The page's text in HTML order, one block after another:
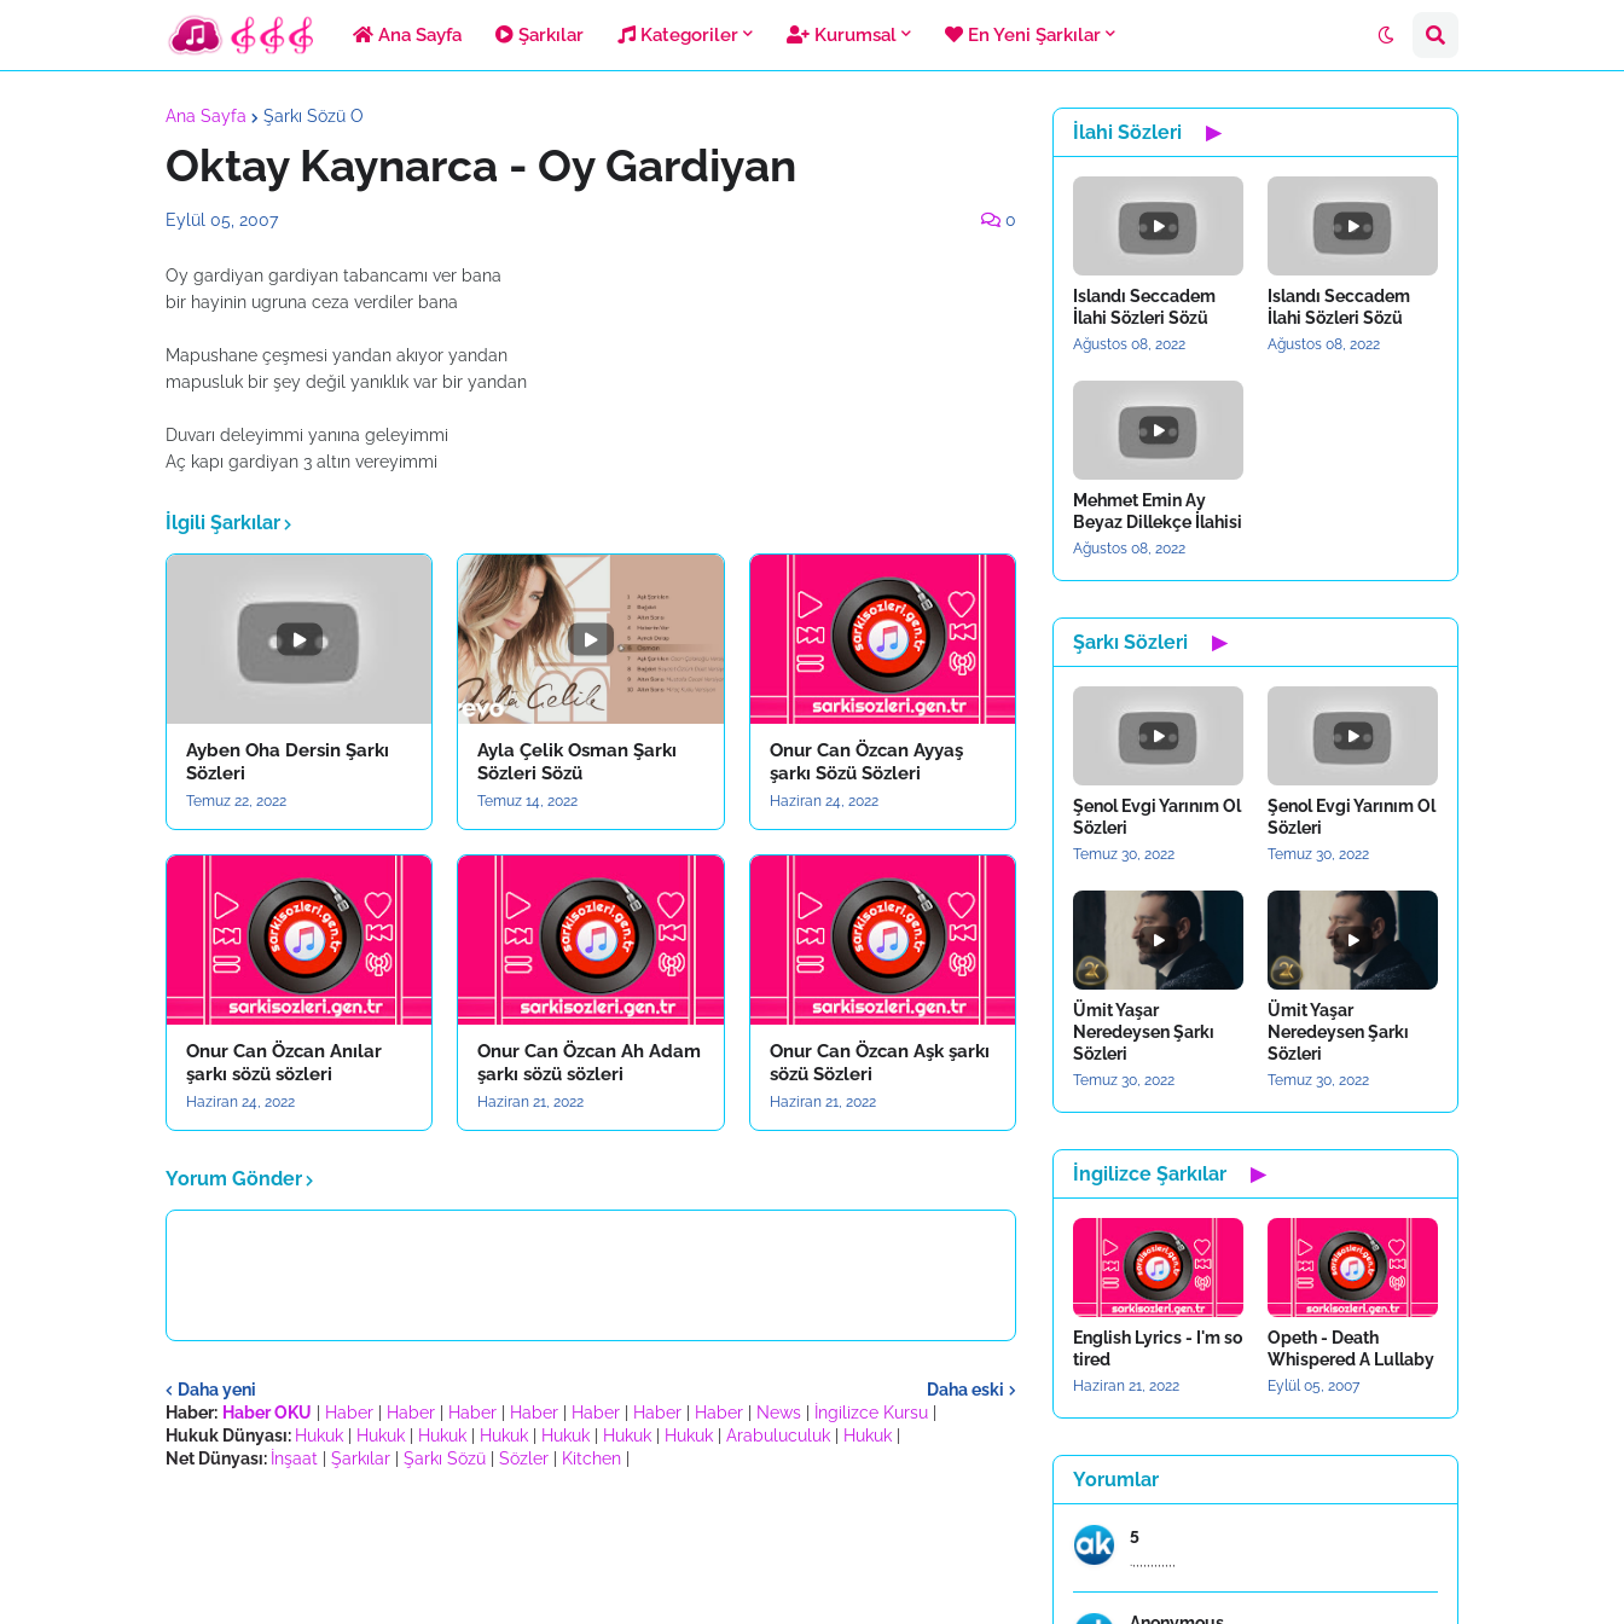
Ana Sayfa Şarkılar Kategoriler Kurumsal En Yeni Şarkılar
Ana Sayfa Şarkı Sözü O
Oktay Kaynarca - Oy Gardiyan
Eylül 05, 2007 0
Oy gardiyan gardiyan tabancamı ver bana
bir hayinin ugruna ceza verdiler bana
Mapushane çeşmesi yandan akıyor yandan
mapusluk bir şey değil yanıklık var bir yandan
Duvarı deleyimmi yanına geleyimmi
Aç kapı gardiyan 3 altın vereyimmi
İlgili Şarkılar
Ayben Oha Dersin Şarkı
Sözleri
Temuz 22, 2022
Ayla Çelik Osman Şarkı
Sözleri Sözü
Temuz 14, 2022
Onur Can Özcan Ayyaş
şarkı Sözü Sözleri
Haziran 24, 2022
Onur Can Özcan Anılar
şarkı sözü sözleri
Haziran 24, 2022
Onur Can Özcan Ah Adam
şarkı sözü sözleri
Haziran 21, 2022
Onur Can Özcan Aşk şarkı
sözü Sözleri
Haziran 21, 2022
Yorum Gönder
Daha yeni
Daha eski
Haber: Haber OKU Haber Haber Haber Haber Haber Haber Haber News İngilizce Kursu
Hukuk Dünyası: Hukuk Hukuk Hukuk Hukuk Hukuk Hukuk Hukuk Arabuluculuk Hukuk
Net Dünyası: İnşaat Şarkılar Şarkı Sözü Sözler Kitchen
İlahi Sözleri ▶
Islandı Seccadem
İlahi Sözleri Sözü
Ağustos 08, 2022
Islandı Seccadem
İlahi Sözleri Sözü
Ağustos 08, 2022
Mehmet Emin Ay
Beyaz Dillekçe İlahisi
Ağustos 08, 2022
Şarkı Sözleri ▶
Şenol Evgi Yarınım Ol
Sözleri
Temuz 30, 2022
Şenol Evgi Yarınım Ol
Sözleri
Temuz 30, 2022
Ümit Yaşar
Neredeysen Şarkı
Sözleri
Temuz 30, 2022
Ümit Yaşar
Neredeysen Şarkı
Sözleri
Temuz 30, 2022
İngilizce Şarkılar ▶
English Lyrics - I'm so
tired
Haziran 21, 2022
Opeth - Death
Whispered A Lullaby
Eylül 05, 2007
Yorumlar
5
.,,,,,,,,,,,,